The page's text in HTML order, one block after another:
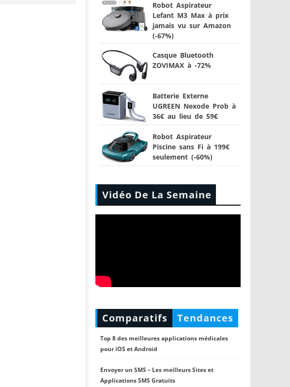
Robot Aspirateur
Lefant M3 Max à prix
jamais vu sur Amazon
(-67%)
Casque Bluetooth
ZOVIMAX à -72%
Batterie Externe
UGREEN Nexode Prob à
36€ au lieu de 59€
Robot Aspirateur
Piscine sans Fi à 199€
seulement (-60%)
Vidéo De La Semaine
Comparatifs Tendances
Top 8 des meilleures applications médicales
pour iOS et Android
Envoyer un SMS – Les meilleurs Sites et
Applications SMS Gratuits